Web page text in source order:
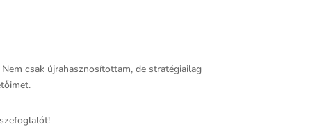
csak újrahasznosítottam, de stratégiailag